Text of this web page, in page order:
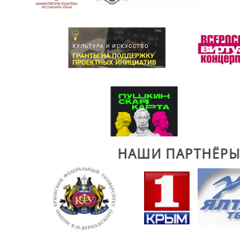
НАШИ ПАРТНЁРЫ